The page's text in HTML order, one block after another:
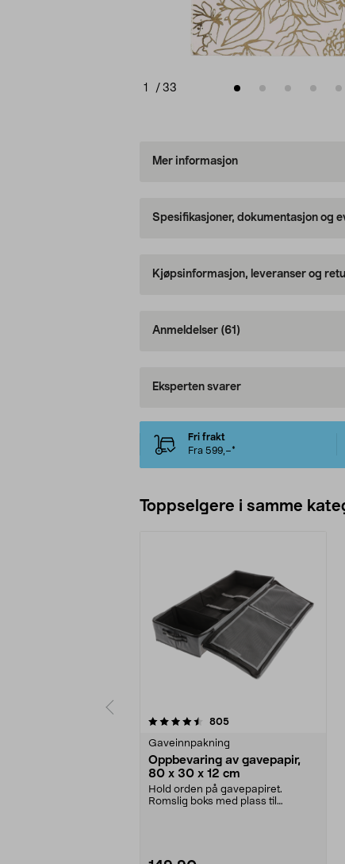
1 / 33
Mer informasjon
Spesifikasjoner, dokumentasjon og
Kjøpsinformasjon, leveranser og
Anmeldelser (61)
Eksperten svarer
Fri frakt
Fra 599,–*
Toppselgere i samme
805anmeldelser
Gaveinnpakning
Oppbevaring av gavepapir,
80 x 30 x 12 cm
Hold orden på gavepapiret.
Romslig boks med plass til
4.0 av 5 stjerner